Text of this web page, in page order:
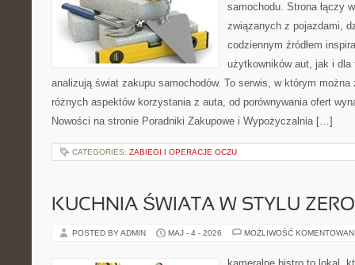
samochodu. Strona łączy
związanych z pojazdami,
codziennym źródłem
użytkowników aut, jak i
analizują świat zakupu samochodów. To serwis, w którym
różnych aspektów korzystania z auta, od porównywania ofert
Nowości na stronie Poradniki Zakupowe i Wypożyczalnia […]
CATEGORIES: ZABIEGI I OPERACJE OCZU
KUCHNIA ŚWIATA W STYLU
POSTED BY ADMIN MAJ - 4 - 2026 MOŻLIWOŚĆ